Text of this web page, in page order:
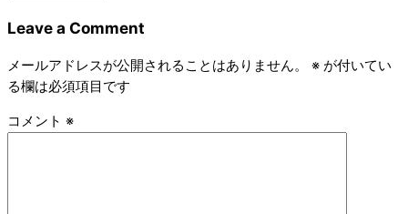
Leave a Comment
メールアドレスが公開されることはありません。 ※ が付いてい
る欄は必須項目です
コメント ※